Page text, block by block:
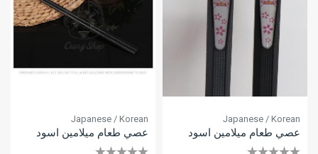
Japanese / Korean
عصي طعام ميلامين اسود
Japanese / Korean
عصي طعام ميلامين اسود